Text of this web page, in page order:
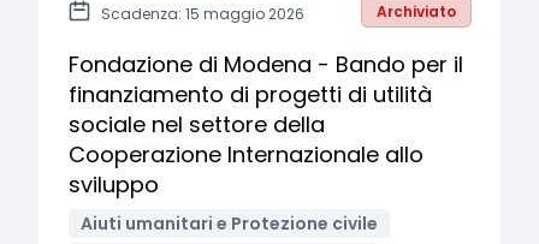
Scadenza: 15 maggio 2026 Archiviato
Fondazione di Modena - Bando per il
finanziamento di progetti di utilità
sociale nel settore della
Cooperazione Internazionale allo
sviluppo
Aiuti umanitari e Protezione civile